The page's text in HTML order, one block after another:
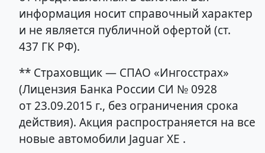
информация носит справочный характер
и не является публичной офертой (ст.
437 ГК РФ).
** Страховщик — СПАО «Ингосстрах»
(Лицензия Банка России СИ № 0928
от 23.09.2015 г., без ограничения срока
действия). Акция распространяется на все
новые автомобили Jaguar XE .